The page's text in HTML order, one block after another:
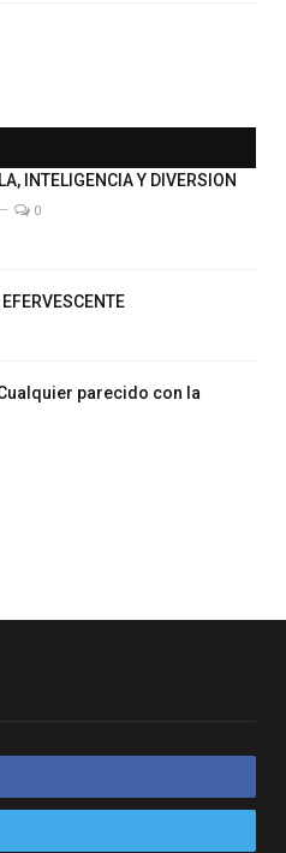
INTELIGENCIA Y DIVERSION
0
Cualquier parecido con la